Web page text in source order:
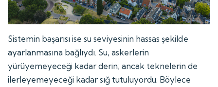
Sistemin başarısı ise su seviyesinin hassas şekilde
ayarlanmasına bağlıydı. Su, askerlerin
yürüyemeyeceği kadar derin; ancak teknelerin de
ilerleyemeyeceği kadar sığ tutuluyordu. Böylece